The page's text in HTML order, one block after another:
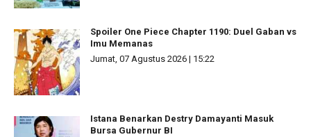
Spoiler One Piece Chapter 1190: Duel Gaban vs
Imu Memanas
Jumat, 07 Agustus 2026 | 15:22
Istana Benarkan Destry Damayanti Masuk
Bursa Gubernur BI